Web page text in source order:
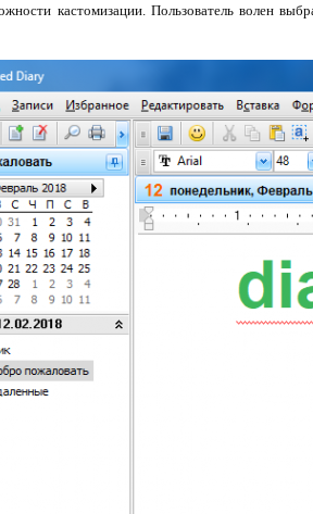
кастомизации. Пользователь волен